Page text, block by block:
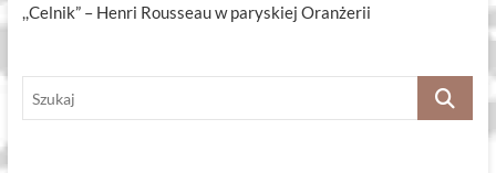
,,Celnik” – Henri Rousseau w paryskiej Oranżerii
Szukaj